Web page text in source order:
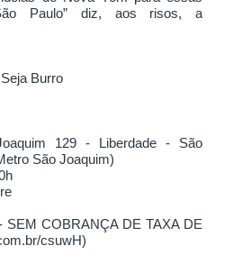
Paulo” diz, aos risos, a
Burro
129 - Liberdade - São
São Joaquim)
SEM COBRANÇA DE TAXA DE
csuwH)